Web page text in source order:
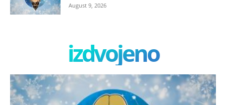
August 9, 2026
izdvojeno